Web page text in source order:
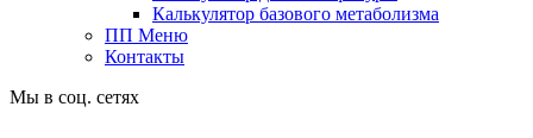
Калькулятор базового метаболизма
ПП Меню
Контакты
Мы в соц. сетях